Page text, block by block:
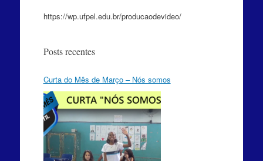
https://wp.ufpel.edu.br/producaodevideo/
Posts recentes
Curta do Mês de Março – Nós somos